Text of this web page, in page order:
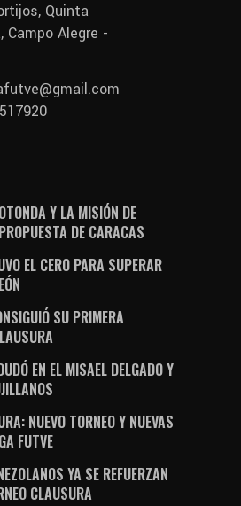
Quinta
Campo Alegre -
Y LA MISIÓN DE
DE CARACAS
EL CERO PARA SUPERAR
SU PRIMERA
EN EL MISAEL DELGADO Y
NUEVO TORNEO Y NUEVAS
FUTVE
YA SE REFUERZAN
CLAUSURA